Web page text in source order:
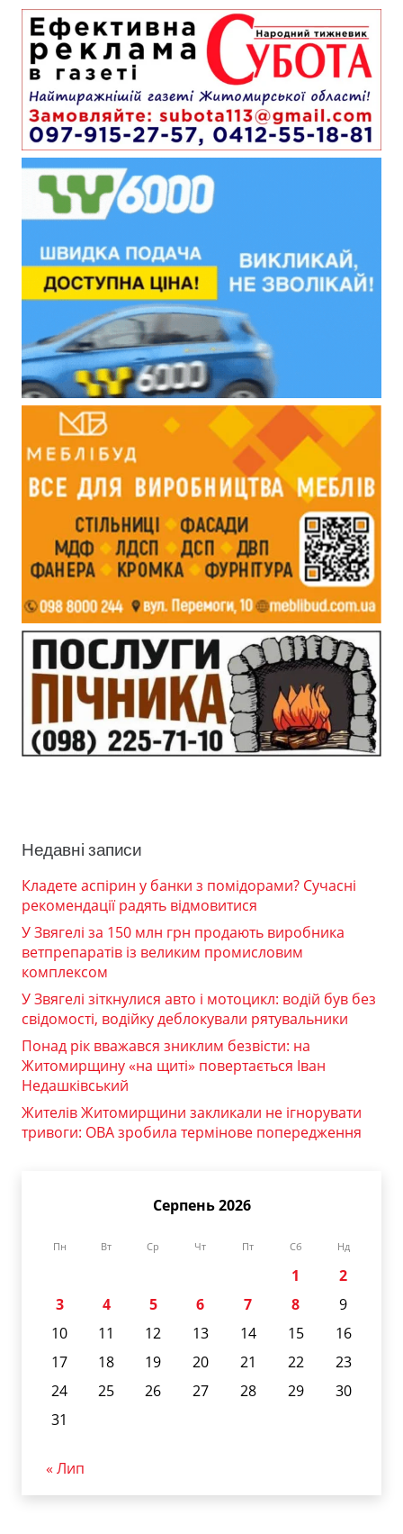
Недавні записи
Кладете аспірин у банки з помідорами? Сучасні
рекомендації радять відмовитися
У Звягелі за 150 млн грн продають виробника
ветпрепаратів із великим промисловим
комплексом
У Звягелі зіткнулися авто і мотоцикл: водій був без
свідомості, водійку деблокували рятувальники
Понад рік вважався зниклим безвісти: на
Житомирщину «на щиті» повертається Іван
Недашківський
Жителів Житомирщини закликали не ігнорувати
тривоги: ОВА зробила термінове попередження
Серпень 2026
Пн Вт Ср Чт Пт Сб Нд
1
2
3
4 5 6 7 8
9
10
11 12 13 14 15
16
17
18 19 20 21 22
23
24
25 26 27 28 29
30
31
« Лип